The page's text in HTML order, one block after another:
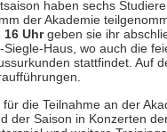
haben sechs
der Akademie
Uhrgeben sie ihr
Siegle-Haus, wo auch die
stattfindet. Auf
die Teilnahme an der
der Saison in Konzerten